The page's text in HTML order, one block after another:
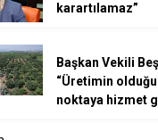
karartılamaz”
Başkan Vekili
“Üretimin
noktaya hizmet